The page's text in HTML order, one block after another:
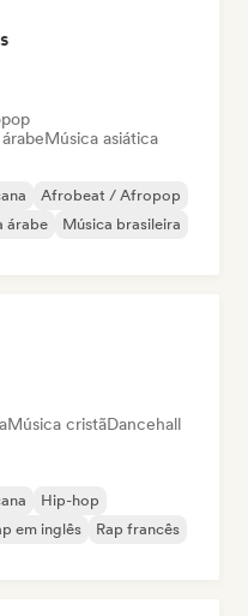
Música asiática
Afrobeat / Afropop
árabe
Música brasileira
Música cristãDancehall
Hip-hop
em inglês
Rap francês